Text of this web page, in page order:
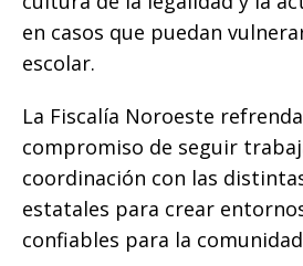
en casos que puedan
escolar.
La Fiscalía Noroeste
compromiso de seguir
coordinación con las
estatales para crear
confiables para la